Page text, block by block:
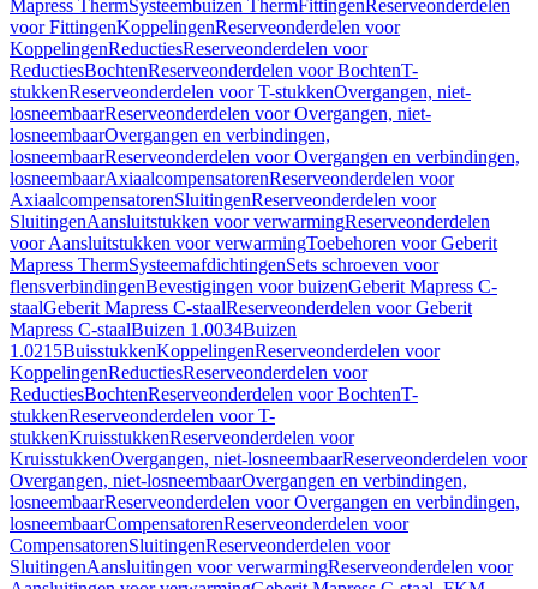
Mapress ThermSysteembuizen ThermFittingenReserveonderdelen
voor FittingenKoppelingenReserveonderdelen voor
KoppelingenReductiesReserveonderdelen voor
ReductiesBochtenReserveonderdelen voor BochtenT-
stukkenReserveonderdelen voor T-stukkenOvergangen, niet-
losneembaarReserveonderdelen voor Overgangen, niet-
losneembaarOvergangen en verbindingen,
losneembaarReserveonderdelen voor Overgangen en verbindingen,
losneembaarAxiaalcompensatorenReserveonderdelen voor
AxiaalcompensatorenSluitingenReserveonderdelen voor
SluitingenAansluitstukken voor verwarmingReserveonderdelen
voor Aansluitstukken voor verwarmingToebehoren voor Geberit
Mapress ThermSysteemafdichtingenSets schroeven voor
flensverbindingenBevestigingen voor buizenGeberit Mapress C-
staalGeberit Mapress C-staalReserveonderdelen voor Geberit
Mapress C-staalBuizen 1.0034Buizen
1.0215BuisstukkenKoppelingenReserveonderdelen voor
KoppelingenReductiesReserveonderdelen voor
ReductiesBochtenReserveonderdelen voor BochtenT-
stukkenReserveonderdelen voor T-
stukkenKruisstukkenReserveonderdelen voor
KruisstukkenOvergangen, niet-losneembaarReserveonderdelen voor
Overgangen, niet-losneembaarOvergangen en verbindingen,
losneembaarReserveonderdelen voor Overgangen en verbindingen,
losneembaarCompensatorenReserveonderdelen voor
CompensatorenSluitingenReserveonderdelen voor
SluitingenAansluitingen voor verwarmingReserveonderdelen voor